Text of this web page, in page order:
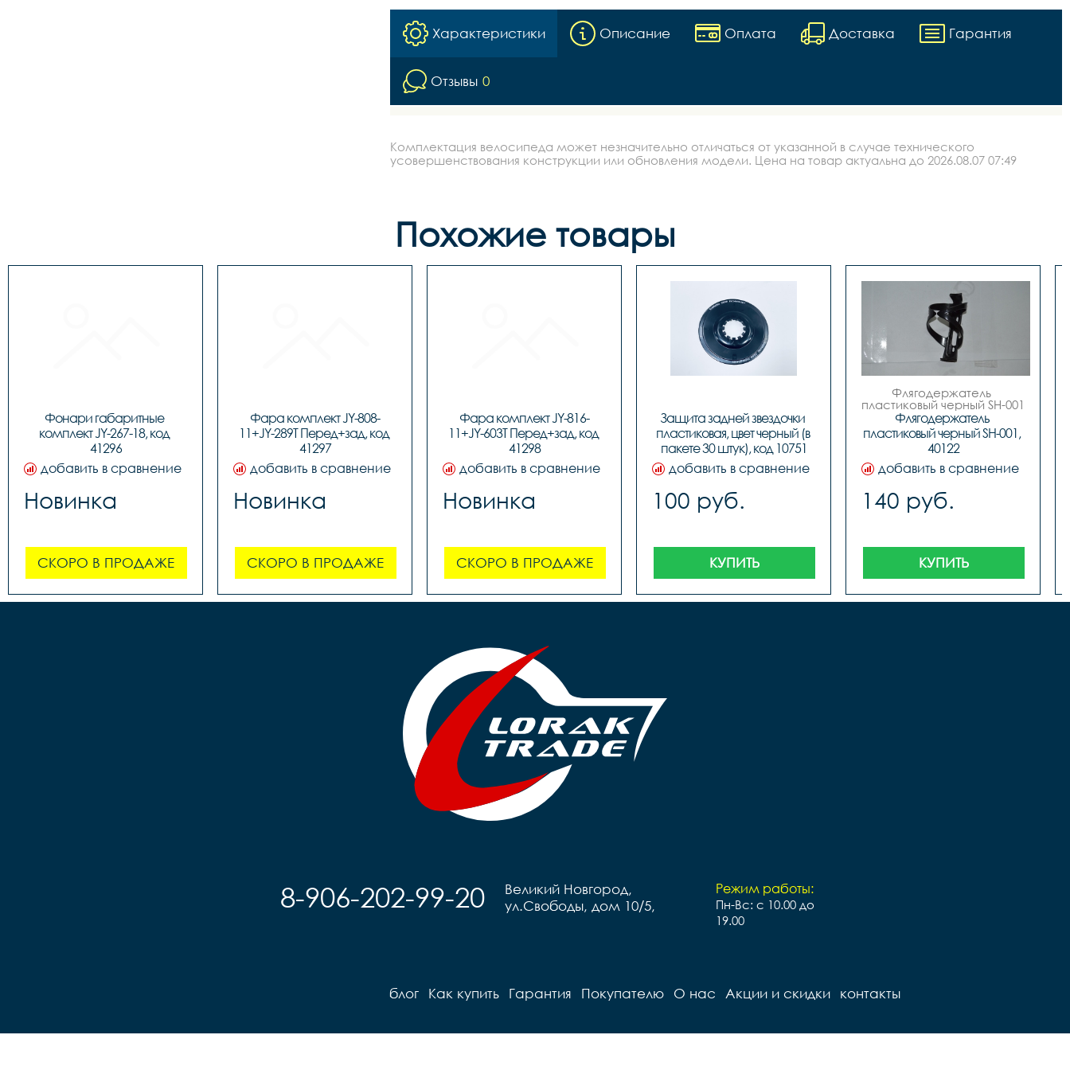
Характеристики Описание Оплата Доставка Гарантия
Отзывы 0
Комплектация велосипеда может незначительно отличаться от указанной в случае технического
усовершенствования конструкции или обновления модели. Цена на товар актуальна до 2026.08.07 07:49
Похожие товары
Фонари габаритные
комплект JY-267-18, код
41296
добавить в сравнение
Новинка
СКОРО В ПРОДАЖЕ
Фара комплект JY-808-
11+JY-289T Перед+зад, код
41297
добавить в сравнение
Новинка
СКОРО В ПРОДАЖЕ
Фара комплект JY-816-
11+JY-603T Перед+зад, код
41298
добавить в сравнение
Новинка
СКОРО В ПРОДАЖЕ
Защита задней звездочки
пластиковая, цвет черный (в
пакете 30 штук), код 10751
добавить в сравнение
100 руб.
КУПИТЬ
Флягодержатель
пластиковый черный SH-001
код. 40122
Флягодержатель
пластиковый черный SH-001,
40122
добавить в сравнение
140 руб.
КУПИТЬ
Режим работы:
Пн-Вс: с 10.00 до
19.00
Великий Новгород,
ул.Свободы, дом 10/5,
8-906-202-99-20
блог Как купить Гарантия Покупателю О нас Акции и скидки контакты